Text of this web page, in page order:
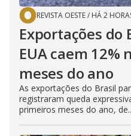
REVISTA OESTE/ HÁ 2
Exportações do
EUA caem 12%
meses do ano
As exportações do Brasil
registraram queda
primeiros meses do ano,